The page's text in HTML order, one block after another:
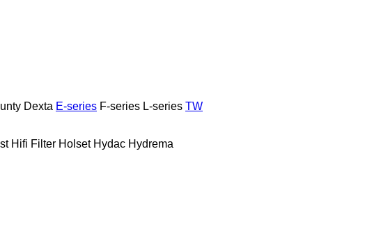
Dexta E-series F-series L-series TW
Hifi Filter Holset Hydac Hydrema